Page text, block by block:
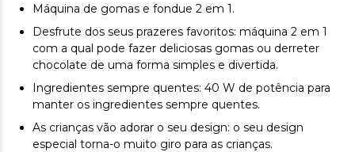
Máquina de gomas e fondue 2 em 1.
Desfrute dos seus prazeres favoritos: máquina 2 em 1
com a qual pode fazer deliciosas gomas ou derreter
chocolate de uma forma simples e divertida.
Ingredientes sempre quentes: 40 W de potência para
manter os ingredientes sempre quentes.
As crianças vão adorar o seu design: o seu design
especial torna-o muito giro para as crianças.